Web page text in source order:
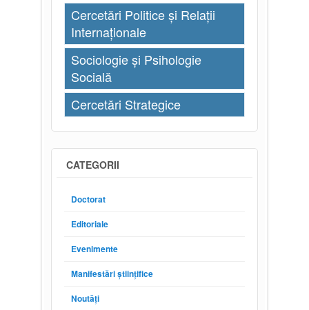
Cercetări Politice și Relații
Internaționale
Sociologie și Psihologie
Socială
Cercetări Strategice
CATEGORII
Doctorat
Editoriale
Evenimente
Manifestări științifice
Noutăți